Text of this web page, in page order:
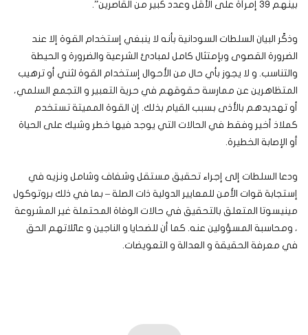
بينهم 39 إمرأة على الأقل وعدد كبير من القاصرين”.
وذكّر البيان السلطات السودانية بأنه لا ينبغي إستخدام القوة إلا عند
الضرورة القصوى وبإمتثال كامل لمبادئ الشرعية والضرورة و الحيطة
والتناسب. و لا يجوز بأي حال من الأحوال إستخدام القوة لثني أو ترهيب
المتظاهرين عن ممارسة حقوقهم في حرية التعبير و التجمع السلمي،
أو تهديدهم بالأذى بسبب القيام بذلك. إن القوة المميتة تستخدم
كملاذ أخير وفقط في الحالات التي يوجد فيها خطر وشيك على الحياة
أو الإصابة الخطيرة.
ودعا السلطات إلى إجراء تحقيق مستقل وشفاف وشامل ونزيه في
إستجابة قوات الأمن للمعايير الدولية ذات الصلة – بما في ذلك بروتوكول
مينيسوتا المتعلق بالتحقيق في حالات الوفاة المحتملة غير المشروعة
، ومحاسبة المسؤولين عنه. كما أن للضحايا و الناجين و عائلاتهم الحق
في معرفة الحقيقة و العدالة و التعويضات.